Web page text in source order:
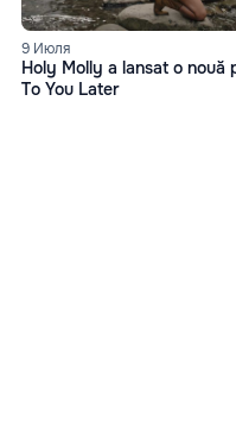
9 Июля
Holy Molly a lansat o nouă
To You Later